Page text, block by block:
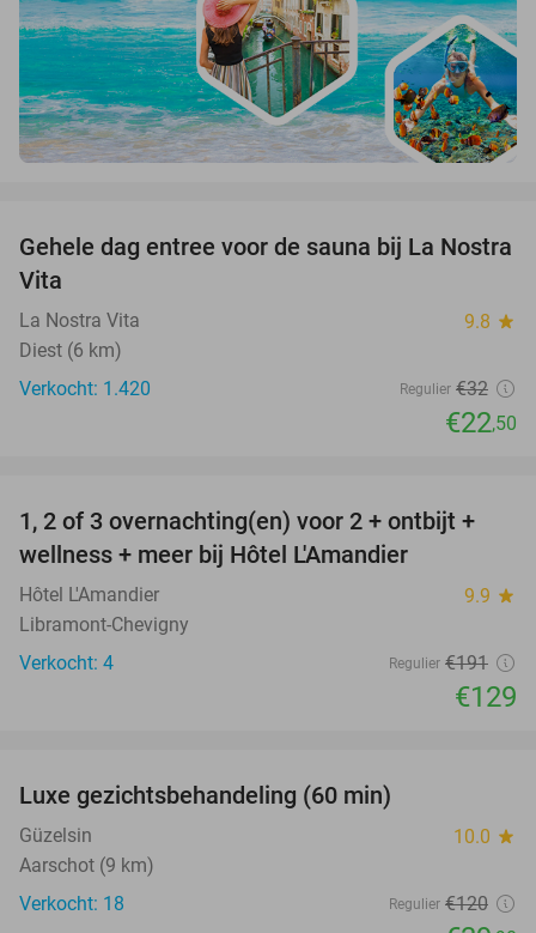
30%
Gehele dag entree voor de sauna bij La Nostra
Vita
La Nostra Vita 9.8 star
Diest (6 km)
Verkocht: 1.420
Regulier €32
€22,50
32%
TODAY
1, 2 of 3 overnachting(en) voor 2 + ontbijt +
wellness + meer bij Hôtel L'Amandier
Hôtel L'Amandier 9.9 star
Libramont-Chevigny
Verkocht: 4
Regulier €191
€129
Luxe gezichtsbehandeling (60 min)
Güzelsin 10.0 star
Aarschot (9 km)
Verkocht: 18
Regulier €120